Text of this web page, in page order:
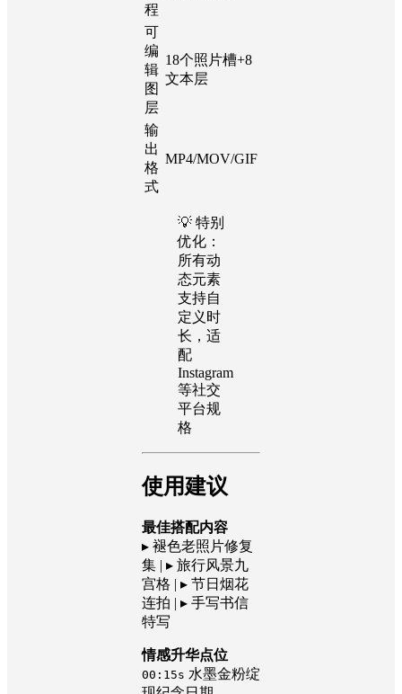
程
可
编
辑
图
层
18个照片槽+8
文本层
输
出
格
式
MP4/MOV/GIF
💡 特别
优化：
所有动
态元素
支持自
定义时
长，适
配
Instagram
等社交
平台规
格
使用建议
最佳搭配内容
▸ 褪色老照片修复
集 | ▸ 旅行风景九
宫格 | ▸ 节日烟花
连拍 | ▸ 手写书信
特写
情感升华点位
00:15s 水墨金粉绽